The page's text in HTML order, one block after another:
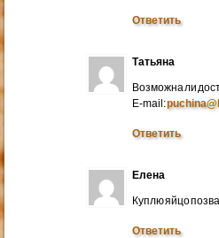
Ответить
Татьяна
Возможна ли
E-mail:
Ответить
Елена
Куплю яйцо
Ответить